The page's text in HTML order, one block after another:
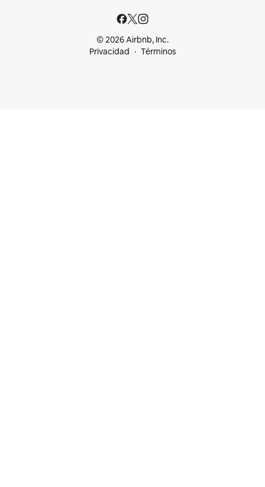
© 2026 Airbnb, Inc.
Privacidad
Términos